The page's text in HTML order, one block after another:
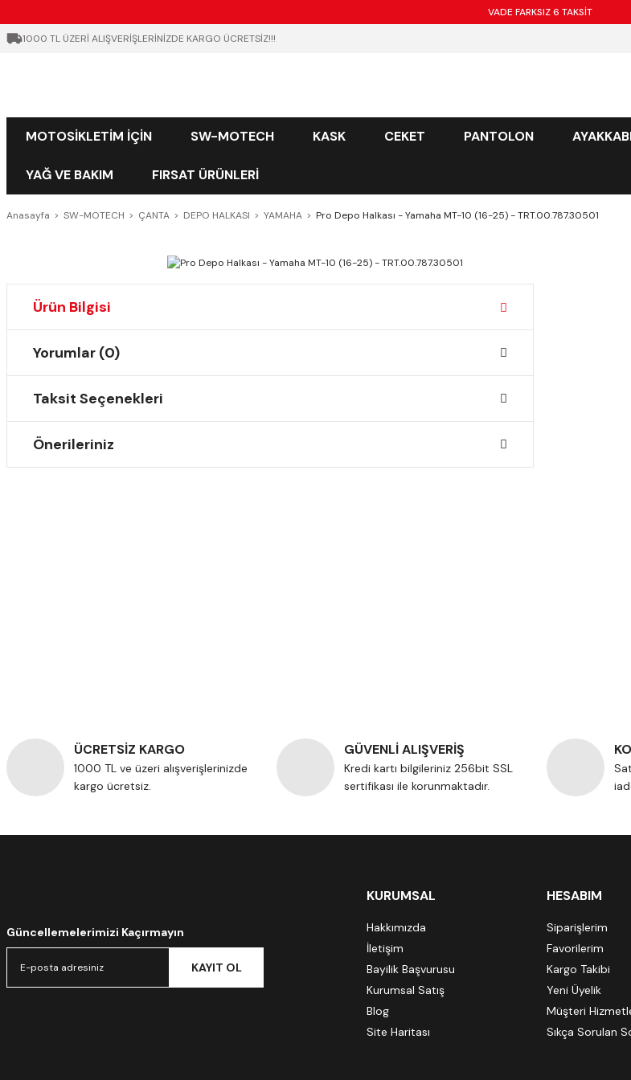
VADE FARKSIZ 6 TAKSİT
1000 TL ÜZERİ ALIŞVERİŞLERİNİZDE KARGO ÜCRETSİZ!!!
MOTOSİKLETİM İÇİN SW-MOTECH KASK CEKET PANTOLON
YAĞ VE BAKIM FIRSAT ÜRÜNLERİ
Anasayfa SW-MOTECH ÇANTA DEPO HALKASI YAMAHA Pro Depo Halkası - Yamaha MT-10 (16-25) - TRT.00.787.30501
Ürün Bilgisi
Yorumlar (0)
Taksit Seçenekleri
Önerileriniz
ÜCRETSİZ KARGO
1000 TL ve üzeri alışverişlerinizde
kargo ücretsiz.
GÜVENLİ ALIŞVERİŞ
Kredi kartı bilgileriniz 256bit SSL
sertifikası ile korunmaktadır.
Güncellemelerimizi Kaçırmayın
KAYIT OL
KURUMSAL
Hakkımızda
İletişim
Bayilik Başvurusu
Kurumsal Satış
Blog
Site Haritası
HESABIM
Siparişlerim
Favorilerim
Kargo Takibi
Yeni Üyelik
Müşteri
Sıkça Sorulan